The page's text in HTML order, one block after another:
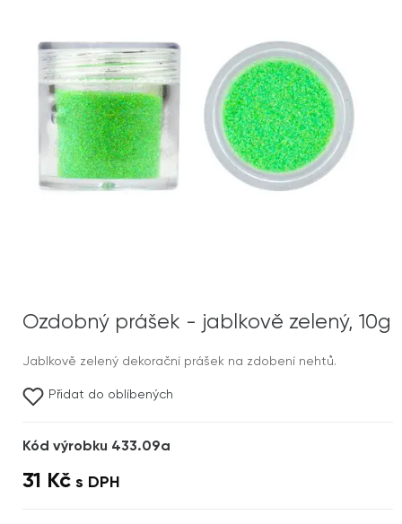
Ozdobný prášek - jablkově zelený, 10g
Jablkově zelený dekorační prášek na zdobení nehtů.
Přidat do oblíbených
Kód výrobku 433.09a
31 Kč s DPH